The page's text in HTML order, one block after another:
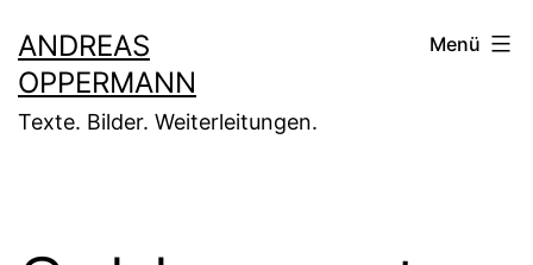
Inhalt
springen
ANDREAS
OPPERMANN
Texte. Bilder. Weiterleitungen.
Menü